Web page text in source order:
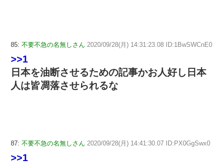
85: 不要不急の名無しさん 2020/09/28(月) 14:31:23.08 ID:1BwSWCnE0
>>1
日本を油断させるための記事かお人好し日本
人は皆凋落させられるな
87: 不要不急の名無しさん 2020/09/28(月) 14:41:30.07 ID:PX0GgSwx0
>>1